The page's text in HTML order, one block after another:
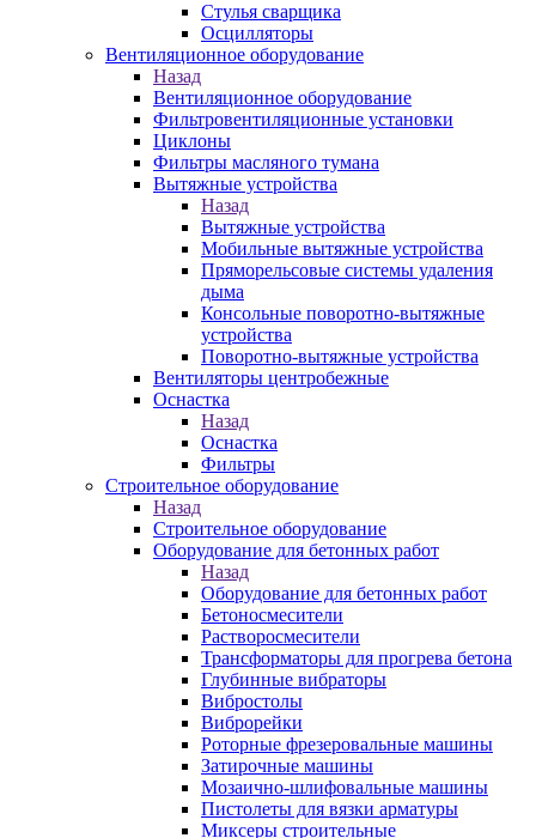
Стулья сварщика
Осцилляторы
Вентиляционное оборудование
Назад
Вентиляционное оборудование
Фильтровентиляционные установки
Циклоны
Фильтры масляного тумана
Вытяжные устройства
Назад
Вытяжные устройства
Мобильные вытяжные устройства
Пряморельсовые системы удаления
дыма
Консольные поворотно-вытяжные
устройства
Поворотно-вытяжные устройства
Вентиляторы центробежные
Оснастка
Назад
Оснастка
Фильтры
Строительное оборудование
Назад
Строительное оборудование
Оборудование для бетонных работ
Назад
Оборудование для бетонных работ
Бетоносмесители
Растворосмесители
Трансформаторы для прогрева бетона
Глубинные вибраторы
Вибростолы
Виброрейки
Роторные фрезеровальные машины
Затирочные машины
Мозаично-шлифовальные машины
Пистолеты для вязки арматуры
Миксеры строительные